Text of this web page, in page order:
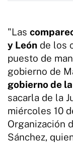
"Las
y León de los
puesto de
gobierno de
gobierno de
sacarla de la
miércoles 10
Organización
Sánchez,